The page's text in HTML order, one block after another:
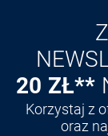
20 ZŁ**
Korzystaj z
oraz